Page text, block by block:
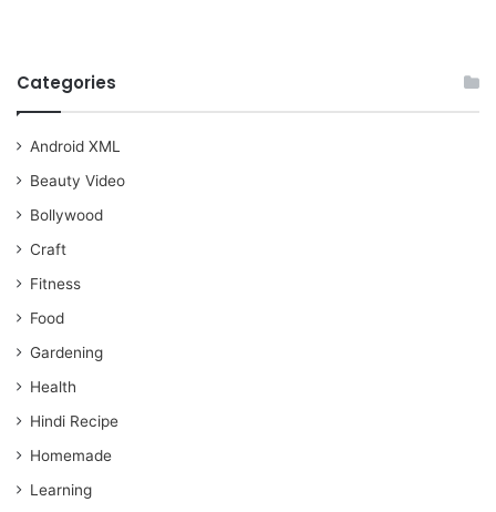
Categories
Android XML
Beauty Video
Bollywood
Craft
Fitness
Food
Gardening
Health
Hindi Recipe
Homemade
Learning